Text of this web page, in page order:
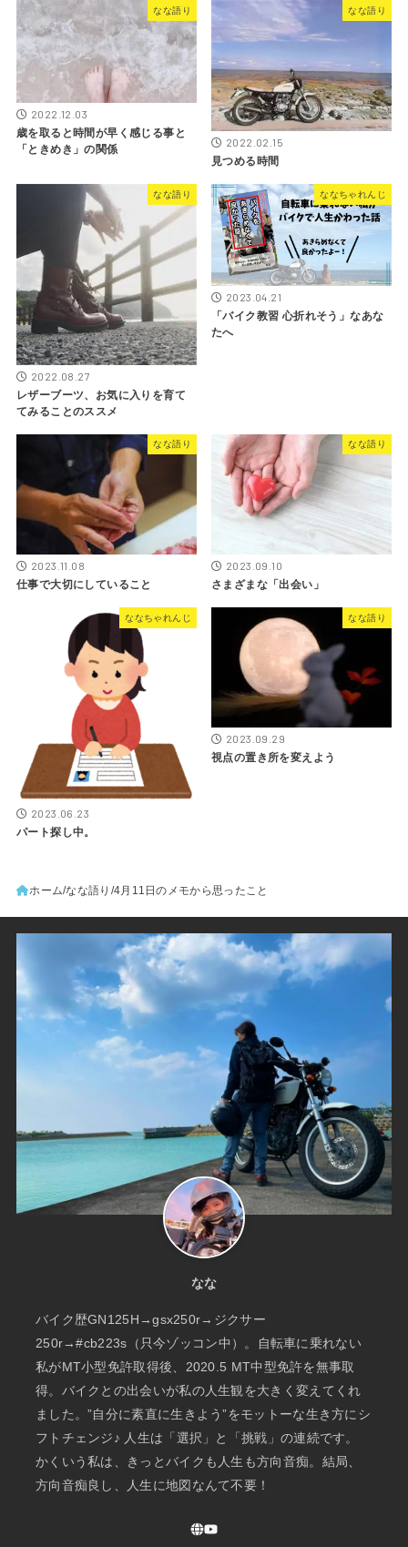
なな語り
2022.12.03
歳を取ると時間が早く感じる事と
「ときめき」の関係
なな語り
2022.02.15
見つめる時間
なな語り
2022.08.27
レザーブーツ、お気に入りを育て
てみることのススメ
ななちゃれんじ
2023.04.21
「バイク教習 心折れそう」なあな
たへ
なな語り
2023.11.08
仕事で大切にしていること
なな語り
2023.09.10
さまざまな「出会い」
ななちゃれんじ
2023.06.23
パート探し中。
なな語り
2023.09.29
視点の置き所を変えよう
ホーム なな語り 4月11日のメモから思ったこと
なな
バイク歴GN125H→gsx250r→ジクサー
250r→#cb223s（只今ゾッコン中）。自転車に乗れない
私がMT小型免許取得後、2020.5 MT中型免許を無事取
得。バイクとの出会いが私の人生観を大きく変えてくれ
ました。”自分に素直に生きよう”をモットーな生き方にシ
フトチェンジ♪ 人生は「選択」と「挑戦」の連続です。
かくいう私は、きっとバイクも人生も方向音痴。結局、
方向音痴良し、人生に地図なんて不要！